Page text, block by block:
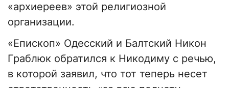
«архиереев» этой религиозной
организации.
«Епископ» Одесский и Балтский Никон
Граблюк обратился к Никодиму с речью,
в которой заявил, что тот теперь несет